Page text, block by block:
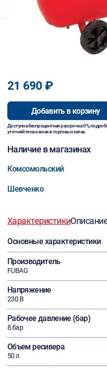
21 690 ₽
Добавить в корзину
Доступна беспроцентная рассрочка 0%,
уточняйте на кассах в торговых залах.
Наличие в магазинах
Комсомольский
Шевченко
Характеристики
Основные характеристики
Производитель
FUBAG
Напряжение
230 В
Рабочее давление (бар)
8 бар
Объем ресивера
50 л